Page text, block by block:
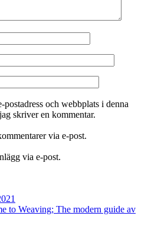
postadress och webbplats i denna
skriver en kommentar.
via e-post.
via e-post.
to Weaving; The modern guide av